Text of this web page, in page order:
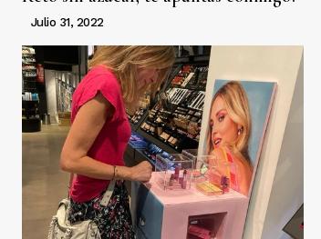
Julio 31, 2022